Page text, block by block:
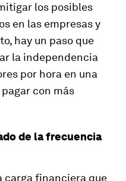
los posibles
en las empresas y
hay un paso que
la independencia
por hora en una
con más
de la frecuencia
carga financiera que